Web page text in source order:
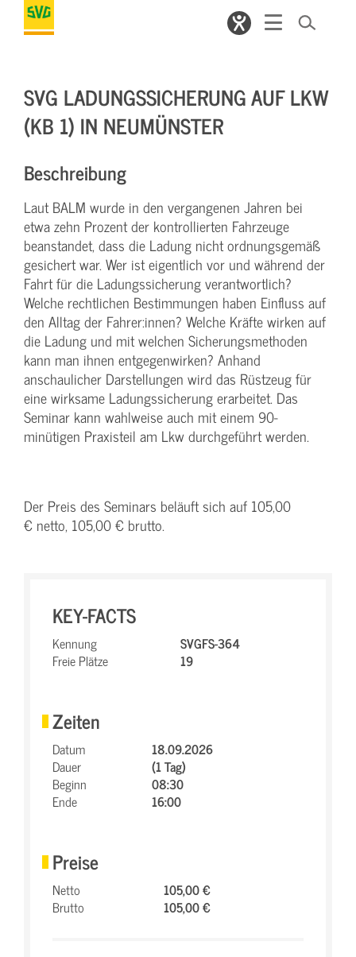
SVG LADUNGSSICHERUNG AUF LKW
(KB 1) IN NEUMÜNSTER
Beschreibung
Laut BALM wurde in den vergangenen Jahren bei
etwa zehn Prozent der kontrollierten Fahrzeuge
beanstandet, dass die Ladung nicht ordnungsgemäß
gesichert war. Wer ist eigentlich vor und während der
Fahrt für die Ladungssicherung verantwortlich?
Welche rechtlichen Bestimmungen haben Einfluss auf
den Alltag der Fahrer:innen? Welche Kräfte wirken auf
die Ladung und mit welchen Sicherungsmethoden
kann man ihnen entgegenwirken? Anhand
anschaulicher Darstellungen wird das Rüstzeug für
eine wirksame Ladungssicherung erarbeitet. Das
Seminar kann wahlweise auch mit einem 90-
minütigen Praxisteil am Lkw durchgeführt werden.
Der Preis des Seminars beläuft sich auf 105,00
€ netto, 105,00 € brutto.
KEY-FACTS
Kennung
SVGFS-364
Freie Plätze
19
Zeiten
Datum
18.09.2026
Dauer
(1 Tag)
Beginn
08:30
Ende
16:00
Preise
Netto
105,00 €
Brutto
105,00 €